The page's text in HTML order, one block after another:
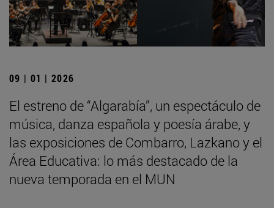
09 | 01 | 2026
El estreno de “Algarabía”, un espectáculo de
música, danza española y poesía árabe, y
las exposiciones de Combarro, Lazkano y el
Área Educativa: lo más destacado de la
nueva temporada en el MUN